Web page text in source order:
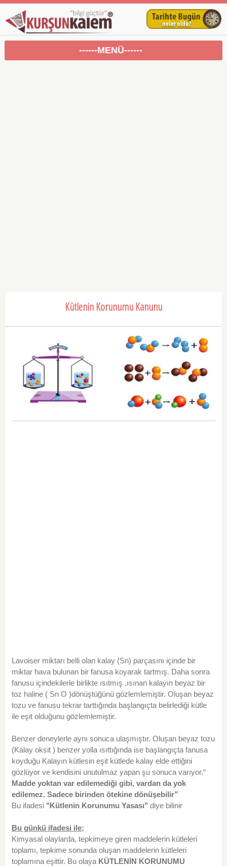
------MENÜ------
Kütlenin Korunumu Kanunu
Lavoiser miktarı belli olan kalay (Sn) parçasını içinde bir
miktar hava bulunan bir fanusa koyarak tartmış. Daha sonra
fanusu içindekilerle birlikte ısıtmış ,ısınan kalayın beyaz bir
toz haline ( Sn O )dönüştüğünü gözlemlemiştir. Oluşan beyaz
tozu ve fanusu tekrar tarttığında başlangıçta belirlediği kütle
ile eşit olduğunu gözlemlemiştir.
Benzer deneylerle aynı sonuca ulaşmıştır. Oluşan beyaz tozu
(Kalay oksit ) benzer yolla ısıttığında ise başlangıçta fanusa
koyduğu Kalayın kütlesin eşit kütlede kalay elde ettiğini
gözlüyor ve kendisini unutulmaz yapan şu sonuca varıyor.“
Madde yoktan var edilemediği gibi, vardan da yok
edilemez. Sadece birinden ötekine dönüşebilir”
Bu ifadesi "Kütlenin Korunumu Yasası" diye bilinir
Bu günkü ifadesi ile;
Kimyasal olaylarda, tepkimeye giren maddelerin kütleleri
toplamı, tepkime sonunda oluşan maddelerin kütleleri
toplamına eşittir. Bu olaya KÜTLENİN KORUNUMU